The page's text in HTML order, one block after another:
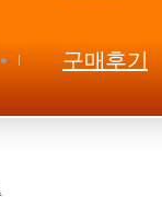
구매후기